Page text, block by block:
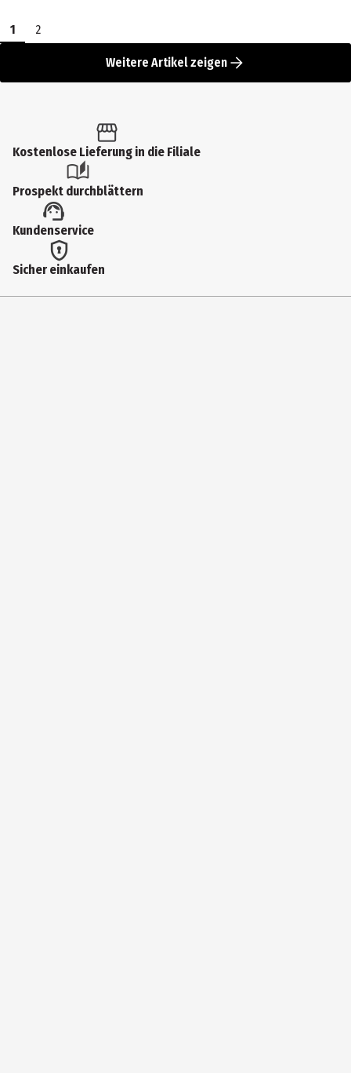
1 2
Weitere Artikel zeigen
Kostenlose Lieferung in die Filiale
Prospekt durchblättern
Kundenservice
Sicher einkaufen